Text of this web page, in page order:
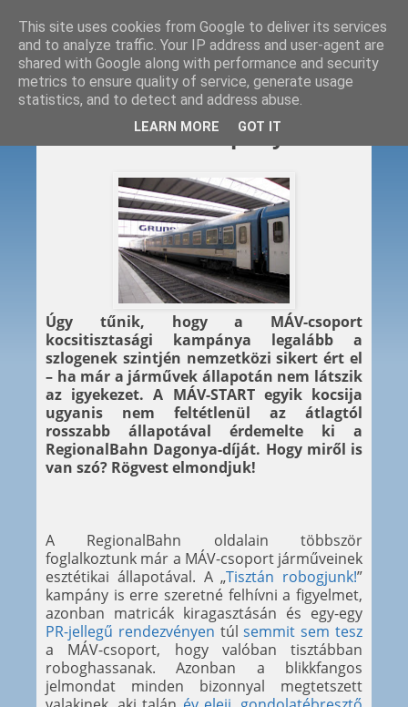
2012. 06. 28.
Nemzetközi kampány
Úgy tűnik, hogy a MÁV-csoport
kocsitisztasági kampánya legalább a
szlogenek szintjén nemzetközi sikert ért el
– ha már a járművek állapotán nem látszik
az igyekezet. A MÁV-START egyik kocsija
ugyanis nem feltétlenül az átlagtól
rosszabb állapotával érdemelte ki a
RegionalBahn Dagonya-díját. Hogy miről is
van szó? Rögvest elmondjuk!
A RegionalBahn oldalain többször
foglalkoztunk már a MÁV-csoport járműveinek
esztétikai állapotával. A „Tisztán robogjunk!”
kampány is erre szeretné felhívni a figyelmet,
azonban matricák kiragasztásán és egy-egy
PR-jellegű rendezvényen túlsemmit sem tesz
a MÁV-csoport, hogy valóban tisztábban
roboghassanak. Azonban a blikkfangos
jelmondat minden bizonnyal megtetszett
This site uses cookies from Google to deliver its services
and to analyze traffic. Your IP address and user-agent are
shared with Google along with performance and security
metrics to ensure quality of service, generate usage
statistics, and to detect and address abuse.
LEARN MORE GOT IT